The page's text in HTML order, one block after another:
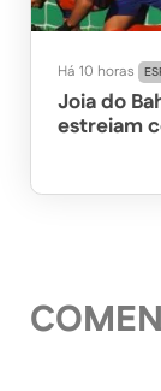
Há 10 horas
Joia do
estreiam